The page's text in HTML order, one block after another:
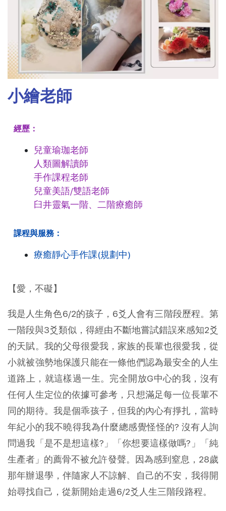
小繪老師
經歷：
兒童瑜珈老師
人類圖解讀師
手作課程老師
兒童美語/雙語老師
臼井靈氣一階、二階療癒師
課程與服務：
療癒靜心手作課(規劃中)
【愛，不礙】
我是人生角色6/2的孩子，6爻人會有三階段歷程。第
一階段與3爻類似，得經由不斷地嘗試錯誤來感知2爻
的天賦。我的父母很愛我，家族的長輩也很愛我，從
小就被強勢地保護只能在一條他們認為最安全的人生
道路上，就這樣過一生。完全開放G中心的我，沒有
任何人生定位的依據可參考，只想滿足每一位長輩不
同的期待。我是個乖孩子，但我的內心有掙扎，當時
年紀小的我不曉得我為什麼總感覺怪怪的? 沒有人詢
問過我「是不是想這樣?」「你想要這樣做嗎?」「純
生產者」的薦骨不被允許發聲。因為感到窒息，28歲
那年辦退學，伴隨家人不諒解、自己的不安，我得開
始尋找自己，從新開始走過6/2爻人生三階段路程。